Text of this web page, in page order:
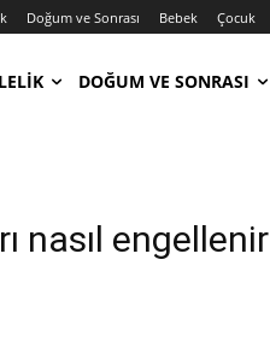
Doğum ve Sonrası Bebek Çocuk
DOĞUM VE SONRASI
nasıl engellenir